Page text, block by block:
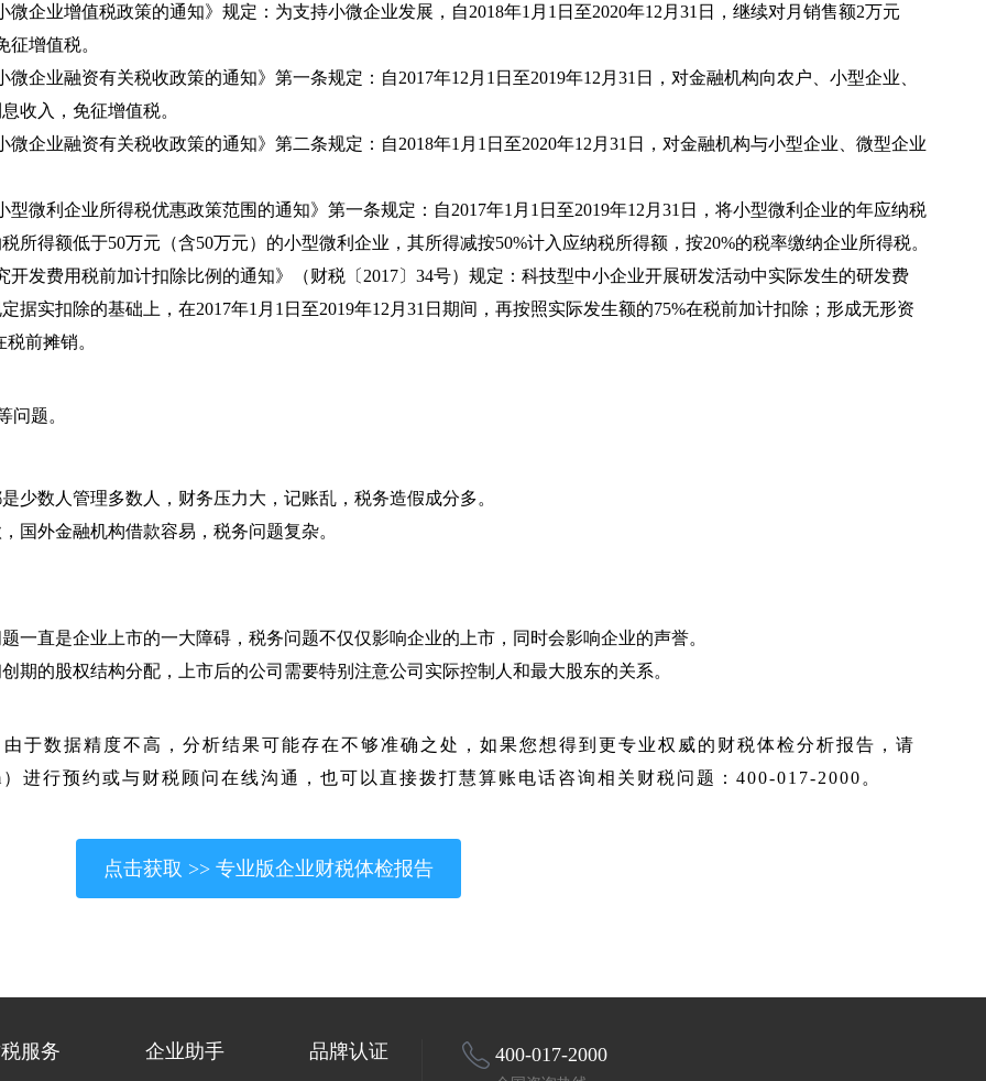
微企业增值税政策的通知》规定：为支持小微企业发展，自2018年1月1日至2020年12月31日，继续对月销售额2万元
征增值税。
微企业融资有关税收政策的通知》第一条规定：自2017年12月1日至2019年12月31日，对金融机构向农户、小型企业、
收入，免征增值税。
微企业融资有关税收政策的通知》第二条规定：自2018年1月1日至2020年12月31日，对金融机构与小型企业、微型企业
型微利企业所得税优惠政策范围的通知》第一条规定：自2017年1月1日至2019年12月31日，将小型微利企业的年应纳税
所得额低于50万元（含50万元）的小型微利企业，其所得减按50%计入应纳税所得额，按20%的税率缴纳企业所得税。
开发费用税前加计扣除比例的通知》（财税〔2017〕34号）规定：科技型中小企业开展研发活动中实际发生的研发费
据实扣除的基础上，在2017年1月1日至2019年12月31日期间，再按照实际发生额的75%在税前加计扣除；形成无形资
前摊销。
问题。
少数人管理多数人，财务压力大，记账乱，税务造假成分多。
国外金融机构借款容易，税务问题复杂。
一直是企业上市的一大障碍，税务问题不仅仅影响企业的上市，同时会影响企业的声誉。
期的股权结构分配，上市后的公司需要特别注意公司实际控制人和最大股东的关系。
于数据精度不高，分析结果可能存在不够准确之处，如果您想得到更专业权威的财税体检分析报告，请
进行预约或与财税顾问在线沟通，也可以直接拨打慧算账电话咨询相关财税问题：400-017-2000。
点击获取 >> 专业版企业财税体检报告
服务 企业助手 品牌认证 400-017-2000